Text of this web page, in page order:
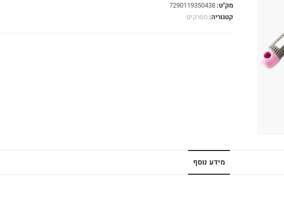
מק"ט: 7290119350438
קטגוריה: מסרקים
מידע נוסף